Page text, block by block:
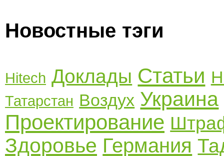
Новостные тэги
Hitech Доклады Статьи
Татарстан Воздух Украина
Проектирование
Здоровье Германия